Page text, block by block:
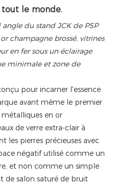
tout le monde.
du stand JCK de PSP
champagne brossé, vitrines
en fer sous un éclairage
minimale et zone de
pour incarner l'essence
avant même le premier
en or
de verre extra-clair à
les pierres précieuses avec
négatif utilisé comme un
et non comme un simple
de salon saturé de bruit